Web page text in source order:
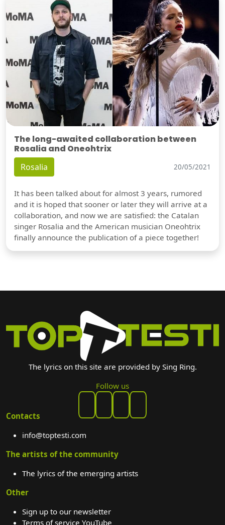
The long-awaited collaboration between
Rosalia and Oneohtrix
Rosalia 20/05/2021
It has been talked about for almost 3 years, rumored
and it is hoped that sooner or later they will arrive at a
collaboration, and now we are satisfied: the Catalan
singer Rosalia and the American musician Oneohtrix
finally announce the publication of a piece together!
The lyrics on this site are provided by Sing Ring.
Follow us
Contacts
info@toptesti.com
The artists of the community
The lyrics of the emerging artists
Other
Sign up to our newsletter
Terms of service YouTube